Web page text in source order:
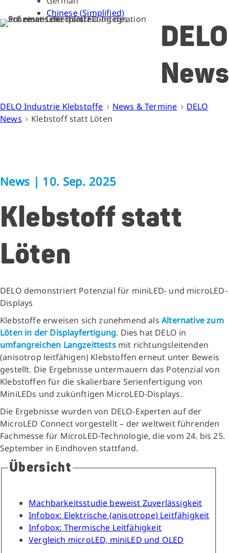
Chinese (Simplified)
DELO
News
DELO Industrie Klebstoffe News & Termine
DELO
News
Klebstoff statt Löten
News | 10. Sep. 2025
Klebstoff statt
Löten
DELO demonstriert Potenzial für miniLED- und microLED-
Displays
Klebstoffe erweisen sich zunehmend alsAlternative zum
Löten in der Displayfertigung. Dies hat DELO in
umfangreichen Langzeittestsmit richtungsleitenden
(anisotrop leitfähigen) Klebstoffen erneut unter Beweis
gestellt. Die Ergebnisse untermauern das Potenzial von
Klebstoffen für die skalierbare Serienfertigung von
MiniLEDs und zukünftigen MicroLED-Displays.
Die Ergebnisse wurden von DELO-Experten auf der
MicroLED Connect vorgestellt – der weltweit führenden
Fachmesse für MicroLED-Technologie, die vom 24. bis 25.
September in Eindhoven stattfand.
Übersicht
Machbarkeitsstudie beweist Zuverlässigkeit
Infobox: Elektrische (anisotrope) Leitfähigkeit
Infobox: Thermische Leitfähigkeit
Vergleich microLED, miniLED und OLED